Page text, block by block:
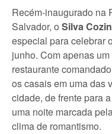
Recém-inaugurado na
Salvador, o Silva
especial para celebrar
junho. Com apenas
restaurante
os casais em uma das
cidade, de frente para
uma noite marcada
clima de romantismo.